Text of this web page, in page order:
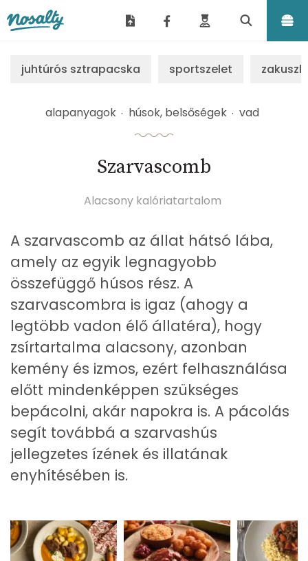
juhtúrós sztrapacska sportszelet
alapanyagok húsok, belsőségek vad
Szarvascomb
Alacsony kalóriatartalom
A szarvascomb az állat hátsó lába,
amely az egyik legnagyobb
összefüggő húsos rész. A
szarvascombra is igaz (ahogy a
legtöbb vadon élő állatéra), hogy
zsírtartalma alacsony, azonban
kemény és izmos, ezért felhasználása
előtt mindenképpen szükséges
bepácolni, akár napokra is. A pácolás
segít továbbá a szarvashús
jellegzetes ízének és illatának
enyhítésében is.